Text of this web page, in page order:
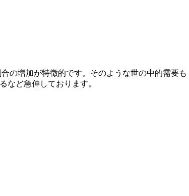
の増加が特徴的です。そのような世の中的需要も
など急伸しております。